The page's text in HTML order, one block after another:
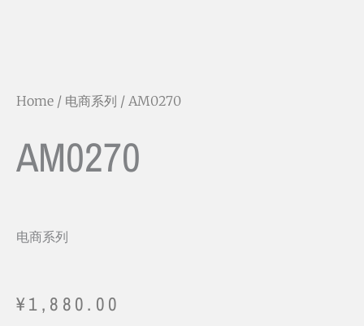
Home / 电商系列 / AM0270
AM0270
电商系列
¥1,880.00